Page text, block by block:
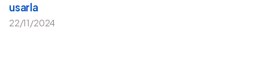
usarla
22/11/2024